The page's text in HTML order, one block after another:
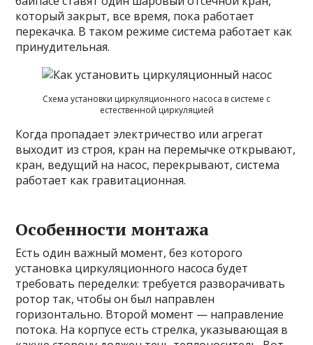
который закрыт, все время, пока работает
перекачка. В таком режиме система работает как
принудительная.
Схема установки циркуляционного насоса в системе с
естественной циркуляцией
Когда пропадает электричество или агрегат
выходит из строя, кран на перемычке открывают,
кран, ведущий на насос, перекрывают, система
работает как гравитационная.
Особенности монтажа
Есть один важный момент, без которого
установка циркуляционного насоса будет
требовать переделки: требуется разворачивать
ротор так, чтобы он был направлен
горизонтально. Второй момент — направление
потока. На корпусе есть стрелка, указывающая в